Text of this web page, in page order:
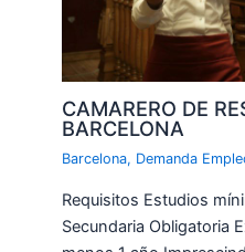
CAMARERO DE
BARCELONA
Barcelona, Demanda
Requisitos Estudios
Secundaria Obligatoria